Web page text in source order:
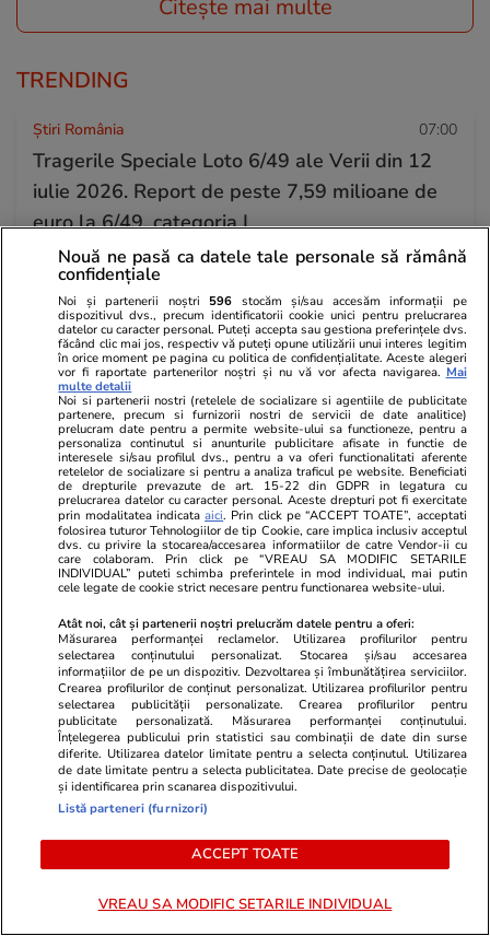
Citește mai multe
TRENDING
Știri România 07:00
Tragerile Speciale Loto 6/49 ale Verii din 12
iulie 2026. Report de peste 7,59 milioane de
euro la 6/49, categoria I
Horoscop Urania | Previziuni astrologice pentru
perioada 11 – 17 iulie 2026. Luna Nouă în Rac
Fotbal 08:17
S-au stabilit semifinalele Cupei Mondiale
2026. Cine cu cine joacă și când sunt meciurile
Stiri Mondene 11 iun.
Cine este miliardarul alături de care Simona
Halep a fost surprinsă în Mykonos. Imaginile
care ar confirma relația lor controversată
Nouă ne pasă ca datele tale personale să rămână
confidențiale
Noi și partenerii noștri 596 stocăm și/sau accesăm informații pe
dispozitivul dvs., precum identificatorii cookie unici pentru prelucrarea
datelor cu caracter personal. Puteți accepta sau gestiona preferințele dvs.
făcând clic mai jos, respectiv vă puteți opune utilizării unui interes legitim
în orice moment pe pagina cu politica de confidențialitate. Aceste alegeri
vor fi raportate partenerilor noștri și nu vă vor afecta navigarea. Mai
multe detalii
Noi si partenerii nostri (retelele de socializare si agentiile de publicitate
partenere, precum si furnizorii nostri de servicii de date analitice)
prelucram date pentru a permite website-ului sa functioneze, pentru a
personaliza continutul si anunturile publicitare afisate in functie de
interesele si/sau profilul dvs., pentru a va oferi functionalitati aferente
retelelor de socializare si pentru a analiza traficul pe website. Beneficiati
de drepturile prevazute de art. 15-22 din GDPR in legatura cu
prelucrarea datelor cu caracter personal. Aceste drepturi pot fi exercitate
prin modalitatea indicataaici. Prin click pe “ACCEPT TOATE”, acceptati
folosirea tuturor Tehnologiilor de tip Cookie, care implica inclusiv acceptul
dvs. cu privire la stocarea/accesarea informatiilor de catre Vendor-ii cu
care colaboram. Prin click pe “VREAU SA MODIFIC SETARILE
INDIVIDUAL” puteti schimba preferintele in mod individual, mai putin
cele legate de cookie strict necesare pentru functionarea website-ului.
Atât noi, cât și partenerii noștri prelucrăm datele pentru a oferi:
Măsurarea performanței reclamelor. Utilizarea profilurilor pentru
selectarea conținutului personalizat. Stocarea și/sau accesarea
informațiilor de pe un dispozitiv. Dezvoltarea și îmbunătățirea serviciilor.
Crearea profilurilor de conținut personalizat. Utilizarea profilurilor pentru
selectarea publicității personalizate. Crearea profilurilor pentru
publicitate personalizată. Măsurarea performanței conținutului.
Înțelegerea publicului prin statistici sau combinații de date din surse
diferite. Utilizarea datelor limitate pentru a selecta conținutul. Utilizarea
de date limitate pentru a selecta publicitatea. Date precise de geolocație
și identificarea prin scanarea dispozitivului.
Listă parteneri (furnizori)
ACCEPT TOATE
VREAU SA MODIFIC SETARILE INDIVIDUAL